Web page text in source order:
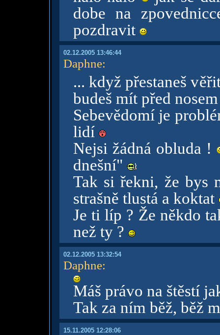
dobe na
pozdravit
02.12.2005 13:46:44
Daphne:
... když přestaneš
budeš mít před
Sebevědomí je
lidí
Nejsi žádná obluda !
dnešní"
Tak si řekni, že bys
strašně tlustá a koktat
Je ti líp ? Že někdo
než ty ?
02.12.2005 13:32:54
Daphne:
Máš právo na štěstí
Tak za ním běž, běž
15.11.2005 12:28:06